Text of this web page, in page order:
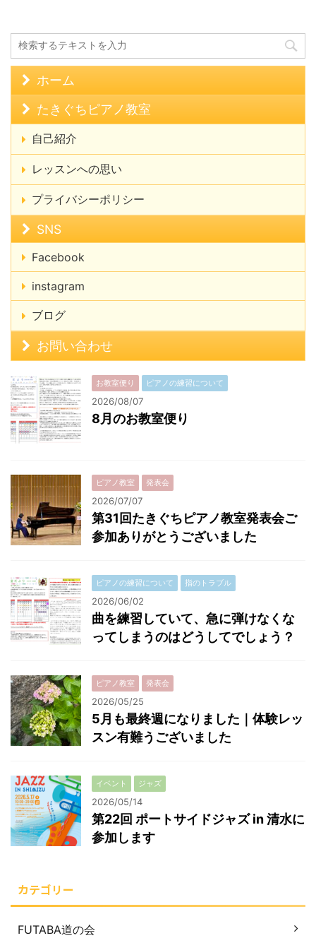
ホーム
たきぐちピアノ教室
自己紹介
レッスンへの思い
プライバシーポリシー
SNS
Facebook
instagram
ブログ
お問い合わせ
お教室便り ピアノの練習について
2026/08/07
8月のお教室便り
ピアノ教室 発表会
2026/07/07
第31回たきぐちピアノ教室発表会ご
参加ありがとうございました
ピアノの練習について 指のトラブル
2026/06/02
曲を練習していて、急に弾けなくな
ってしまうのはどうしてでしょう？
ピアノ教室 発表会
2026/05/25
5月も最終週になりました｜体験レッ
スン有難うございました
イベント ジャズ
2026/05/14
第22回 ポートサイドジャズ in 清水に
参加します
カテゴリー
FUTABA道の会